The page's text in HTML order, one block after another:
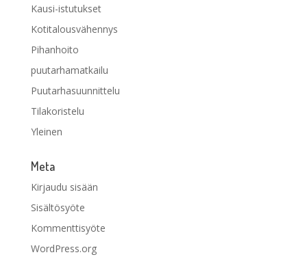
Kausi-istutukset
Kotitalousvähennys
Pihanhoito
puutarhamatkailu
Puutarhasuunnittelu
Tilakoristelu
Yleinen
Meta
Kirjaudu sisään
Sisältösyöte
Kommenttisyöte
WordPress.org